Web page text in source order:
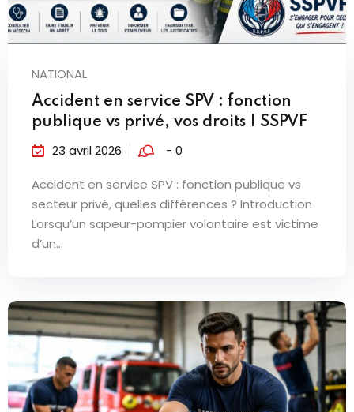
NATIONAL
Accident en service SPV : fonction
publique vs privé, vos droits | SSPVF
23 avril 2026 - 0
Accident en service SPV : fonction publique vs
secteur privé, quelles différences ? Introduction
Lorsqu’un sapeur-pompier volontaire est victime
d’un...